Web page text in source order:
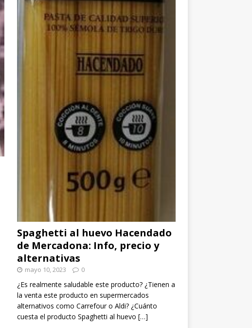
Spaghetti al huevo Hacendado
de Mercadona: Info, precio y
alternativas
mayo 10, 2023 0
¿Es realmente saludable este producto? ¿Tienen a
la venta este producto en supermercados
alternativos como Carrefour o Aldi? ¿Cuánto
cuesta el producto Spaghetti al huevo […]